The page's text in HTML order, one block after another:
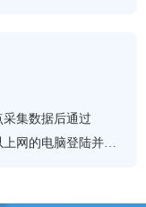
采集数据后通过
网的电脑登陆并查